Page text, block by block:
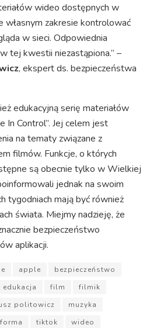
wideo dostępnych w
własnym zakresie kontrolować
w sieci. Odpowiednia
tej kwestii niezastąpiona.” –
, ekspert ds. bezpieczeństwa
edukacyjną serię materiałów
In Control”. Jej celem jest
na tematy związane z
filmów. Funkcje, o których
są obecnie tylko w Wielkiej
jednak na swoim
tygodniach mają być również
świata. Miejmy nadzieję, że
bezpieczeństwo
aplikacji.
apple
bezpieczeństwo
edukacja film
filmik
politowicz
muzyka
tiktok wideo